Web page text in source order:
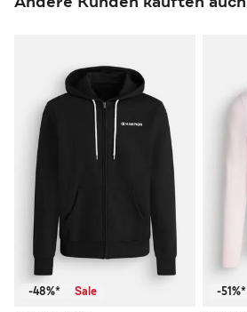
-48%* Sale -51%*